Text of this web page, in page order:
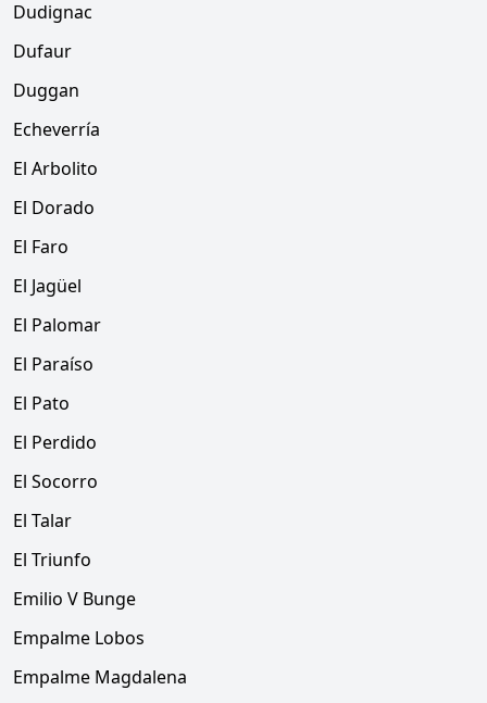
Dudignac
Dufaur
Duggan
Echeverría
El Arbolito
El Dorado
El Faro
El Jagüel
El Palomar
El Paraíso
El Pato
El Perdido
El Socorro
El Talar
El Triunfo
Emilio V Bunge
Empalme Lobos
Empalme Magdalena